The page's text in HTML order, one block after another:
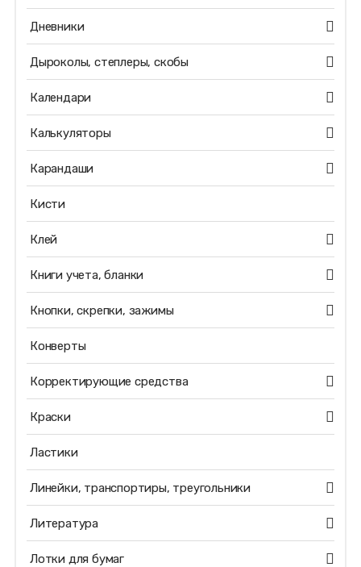
Дневники
Дыроколы, степлеры, скобы
Календари
Калькуляторы
Карандаши
Кисти
Клей
Книги учета, бланки
Кнопки, скрепки, зажимы
Конверты
Корректирующие средства
Краски
Ластики
Линейки, транспортиры, треугольники
Литература
Лотки для бумаг